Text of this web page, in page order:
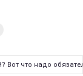
Вот что надо